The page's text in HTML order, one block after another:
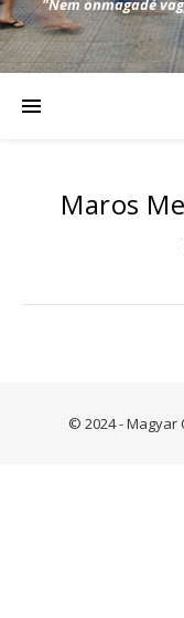
"Nem önmagadé
Maros
© 2024 - Magyar